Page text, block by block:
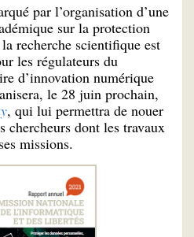
par l’organisation d’une
sur la protection
recherche scientifique est
les régulateurs du
d’innovation numérique
le 28 juin prochain,
, qui lui permettra de nouer
chercheurs dont les travaux
missions.